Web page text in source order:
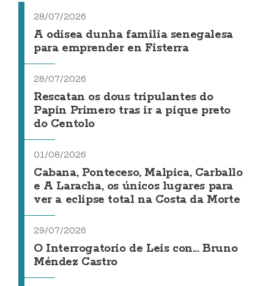
28/07/2026
A odisea dunha familia senegalesa
para emprender en Fisterra
28/07/2026
Rescatan os dous tripulantes do
Papin Primero tras ir a pique preto
do Centolo
01/08/2026
Cabana, Ponteceso, Malpica, Carballo
e A Laracha, os únicos lugares para
ver a eclipse total na Costa da Morte
29/07/2026
O Interrogatorio de Leis con... Bruno
Méndez Castro